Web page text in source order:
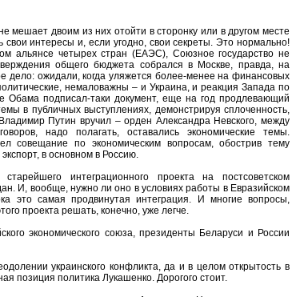
мешает двоим из них отойти в сторонку или в другом месте
свои интересы и, если угодно, свои секреты. Это нормально!
альянсе четырех стран (ЕАЭС), Союзное государство не
общего бюджета собрался в Москве, правда, на
дело: ожидали, когда уляжется более-менее на финансовых
немаловажны – и Украина, и реакция Запада по
Обама подписал-таки документ, еще на год продлевающий
в публичных выступлениях, демонстрируя сплоченность,
Путин вручил – орден Александра Невского, между
надо полагать, оставались экономические темы.
совещание по экономическим вопросам, обострив тему
в основном в Россию.
интеграционного проекта на постсоветском
И, вообще, нужно ли оно в условиях работы в Евразийском
это самая продвинутая интеграция. И многие вопросы,
проекта решать, конечно, уже легче.
экономического союза, президенты Беларуси и России
украинского конфликта, да и в целом открытость в
позиция политика Лукашенко. Дорогого стоит.